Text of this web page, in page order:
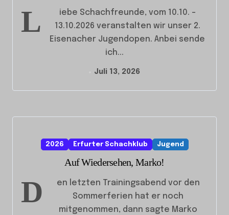
L
iebe Schachfreunde, vom 10.10. –
13.10.2026 veranstalten wir unser 2.
Eisenacher Jugendopen. Anbei sende
ich...
Juli 13, 2026
2026 Erfurter Schachklub Jugend
Auf Wiedersehen, Marko!
D
en letzten Trainingsabend vor den
Sommerferien hat er noch
mitgenommen, dann sagte Marko